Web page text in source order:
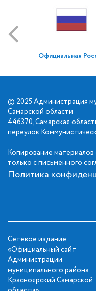
Официальная
© 2025 Администрация
Самарской области
446370, Самарская
переулок
Копирование
только с письменного
Политика
Сетевое издание
«Официальный сайт
Администрации
муниципального района
Красноярский Самарской